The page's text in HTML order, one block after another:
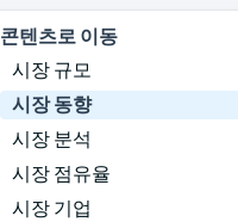
콘텐츠로 이동
시장 규모
시장 동향
시장 분석
시장 점유율
시장 기업